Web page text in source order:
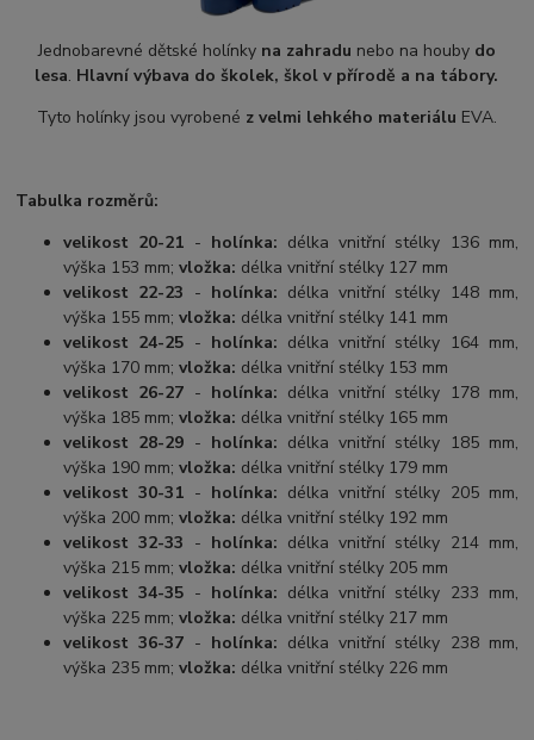
Jednobarevné dětské holínky na zahradu nebo na houby do
lesa. Hlavní výbava do školek, škol v přírodě a na tábory.
Tyto holínky jsou vyrobené z velmi lehkého materiálu EVA.
Tabulka rozměrů:
velikost 20-21 - holínka: délka vnitřní stélky 136 mm,
výška 153 mm;vložka: délka vnitřní stélky 127 mm
velikost 22-23 - holínka: délka vnitřní stélky 148 mm,
výška 155 mm;vložka: délka vnitřní stélky 141 mm
velikost 24-25 - holínka: délka vnitřní stélky 164 mm,
výška 170 mm;vložka: délka vnitřní stélky 153 mm
velikost 26-27 - holínka: délka vnitřní stélky 178 mm,
výška 185 mm;vložka: délka vnitřní stélky 165 mm
velikost 28-29 - holínka: délka vnitřní stélky 185 mm,
výška 190 mm;vložka: délka vnitřní stélky 179 mm
velikost 30-31 - holínka: délka vnitřní stélky 205 mm,
výška 200 mm;vložka: délka vnitřní stélky 192 mm
velikost 32-33 - holínka: délka vnitřní stélky 214 mm,
výška 215 mm;vložka: délka vnitřní stélky 205 mm
velikost 34-35 - holínka: délka vnitřní stélky 233 mm,
výška 225 mm;vložka: délka vnitřní stélky 217 mm
velikost 36-37 - holínka: délka vnitřní stélky 238 mm,
výška 235 mm;vložka: délka vnitřní stélky 226 mm